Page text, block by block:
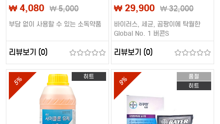
₩ 4,080 ₩5,000
부담 없이 사용할 수 있는 소독약품
리뷰보기 (0)
₩ 29,900 ₩32,000
바이러스, 세균, 곰팡이에 탁월한
Global No. 1 버콘S
리뷰보기 (0)
히트
5%
품절
히트
9%